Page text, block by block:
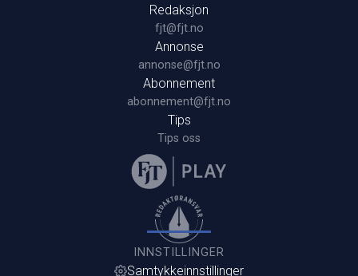
Redaksjon
fjt@fjt.no
Annonse
annonse@fjt.no
Abonnement
abonnement@fjt.no
Tips
Tips oss
INNSTILLINGER
Samtykkeinnstillinger